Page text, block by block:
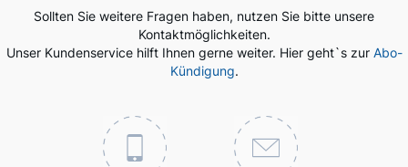
Sollten Sie weitere Fragen haben, nutzen Sie bitte unsere
Kontaktmöglichkeiten.
Unser Kundenservice hilft Ihnen gerne weiter. Hier geht`s zur Abo-
Kündigung.